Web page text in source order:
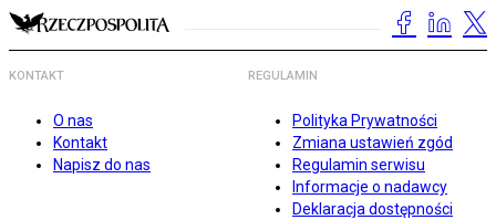
KONTAKT
O nas
Kontakt
Napisz do nas
REGULAMIN
Polityka Prywatności
Zmiana ustawień zgód
Regulamin serwisu
Informacje o nadawcy
Deklaracja dostępności